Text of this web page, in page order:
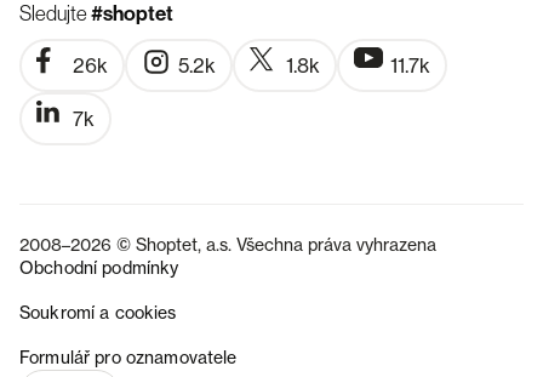
Sledujte#shoptet
26k 5.2k 1.8k 11.7k
7k
2008–2026 © Shoptet, a.s. Všechna práva vyhrazena
Obchodní podmínky
Soukromí a cookies
Formulář pro oznamovatele